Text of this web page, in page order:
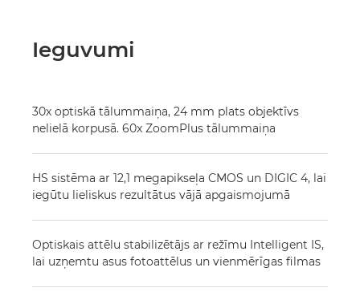
Ieguvumi
30x optiskā tālummaiņa, 24 mm plats objektīvs
nelielā korpusā. 60x ZoomPlus tālummaiņa
HS sistēma ar 12,1 megapikseļa CMOS un DIGIC 4, lai
iegūtu lieliskus rezultātus vājā apgaismojumā
Optiskais attēlu stabilizētājs ar režīmu Intelligent IS,
lai uzņemtu asus fotoattēlus un vienmērīgas filmas